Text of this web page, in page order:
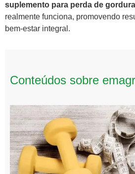
suplemento para perda de
realmente funciona, promovendo
bem-estar integral.
Conteúdos sobre